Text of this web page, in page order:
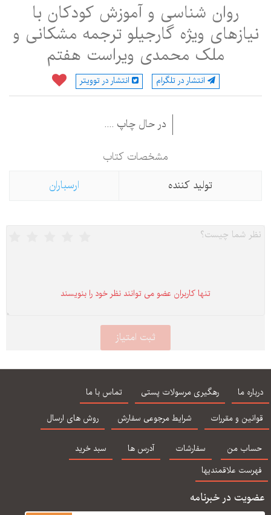
روان شناسی و آموزش کودکان با
نیازهای ویژه گارجیلو ترجمه مشکانی و
ملک محمدی ویراست هفتم
انتشار در تلگرام انتشار در توویتر
در حال چاپ ....
مشخصات كتاب
تولید كننده
ارسباران
تنها كاربران عضو می توانند نظر خود را بنویسند
درباره ما رهگیری مرسولات پستی
تماس با ما
قوانین و مقررات
شرایط مرجوعی سفارش روش های ارسال
حساب من سفارشات آدرس ها
سبد خرید
فهرست علاقمندیها
عضویت در خبرنامه